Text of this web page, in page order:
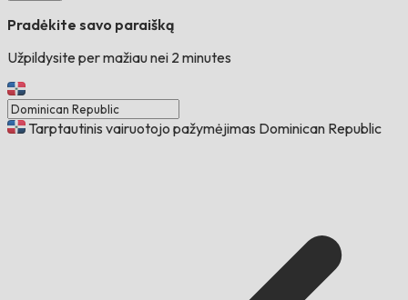
Pradėkite savo paraišką
Užpildysite per mažiau nei 2 minutes
Tarptautinis vairuotojo pažymėjimas Dominican Republic